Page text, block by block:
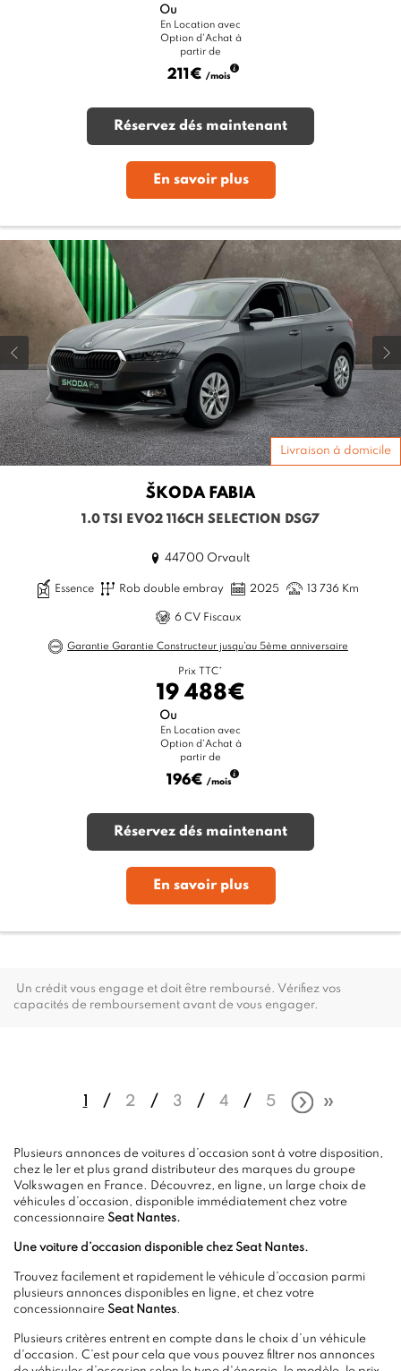
Ou
En Location avec
Option d'Achat à
partir de
211€ /mois
Réservez dés maintenant
En savoir plus
Livraison à domicile
ŠKODA FABIA
1.0 TSI EVO2 116CH SELECTION DSG7
44700 Orvault
Essence Rob double embray 2025 13 736 Km
6 CV Fiscaux
Garantie Garantie Constructeur jusqu'au 5ème anniversaire
Prix TTC*
19 488€
Ou
En Location avec
Option d'Achat à
partir de
196€ /mois
Réservez dés maintenant
En savoir plus
Un crédit vous engage et doit être remboursé. Vérifiez vos
capacités de remboursement avant de vous engager.
2 3 4 5
Plusieurs annonces de voitures d’occasion sont à votre disposition,
chez le 1er et plus grand distributeur des marques du groupe
Volkswagen en France. Découvrez, en ligne, un large choix de
véhicules d’occasion, disponible immédiatement chez votre
concessionnaire Seat Nantes.
Une voiture d’occasion disponible chez Seat Nantes.
Trouvez facilement et rapidement le véhicule d’occasion parmi
plusieurs annonces disponibles en ligne, et chez votre
concessionnaire Seat Nantes.
Plusieurs critères entrent en compte dans le choix d’un véhicule
d'occasion. C’est pour cela que vous pouvez filtrer nos annonces